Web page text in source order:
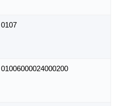
0107
01006000024000200